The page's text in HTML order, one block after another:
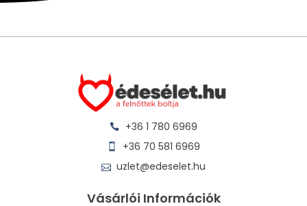
+36 1 780 6969
+36 70 581 6969
uzlet@edeselet.hu
Vásárlói Információk